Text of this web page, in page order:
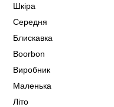
Шкіра
Середня
Блискавка
Boorbon
Виробник
Маленька
Літо